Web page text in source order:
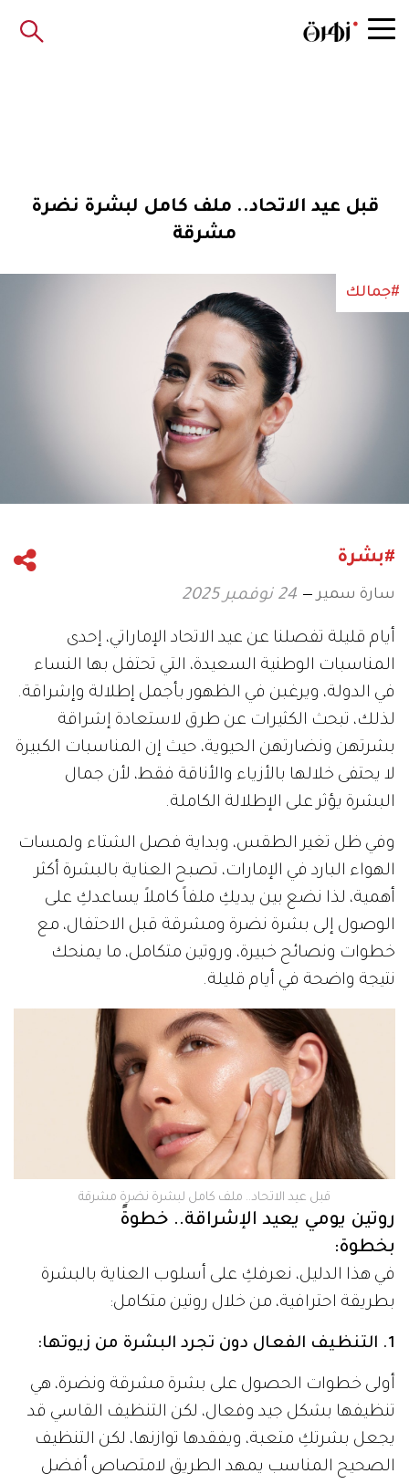
قبل عيد الاتحاد.. ملف كامل لبشرة نضرة
مشرقة
#جمالك
#بشرة
سارة سمير 24 نوفمبر 2025
أيام قليلة تفصلنا عن عيد الاتحاد الإماراتي، إحدى
المناسبات الوطنية السعيدة، التي تحتفل بها النساء
في الدولة، ويرغبن في الظهور بأجمل إطلالة وإشراقة.
لذلك، تبحث الكثيرات عن طرق لاستعادة إشراقة
بشرتهن ونضارتهن الحيوية، حيث إن المناسبات الكبيرة
لا يحتفى خلالها بالأزياء والأناقة فقط، لأن جمال
البشرة يؤثر على الإطلالة الكاملة.
وفي ظل تغير الطقس، وبداية فصل الشتاء ولمسات
الهواء البارد في الإمارات، تصبح العناية بالبشرة أكثر
أهمية، لذا نضع بين يديكِ ملفاً كاملاً يساعدكِ على
الوصول إلى بشرة نضرة ومشرقة قبل الاحتفال، مع
خطوات ونصائح خبيرة، وروتين متكامل، ما يمنحك
نتيجة واضحة في أيام قليلة.
قبل عيد الاتحاد.. ملف كامل لبشرة نضرة مشرقة
روتين يومي يعيد الإشراقة.. خطوةً
بخطوة:
في هذا الدليل، نعرفكِ على أسلوب العناية بالبشرة
بطريقة احترافية، من خلال روتين متكامل:
1. التنظيف الفعال دون تجرد البشرة من زيوتها:
أولى خطوات الحصول على بشرة مشرقة ونضرة، هي
تنظيفها بشكل جيد وفعال، لكن التنظيف القاسي قد
يجعل بشرتكِ متعبة، ويفقدها توازنها، لكن التنظيف
الصحيح المناسب يمهد الطريق لامتصاص أفضل